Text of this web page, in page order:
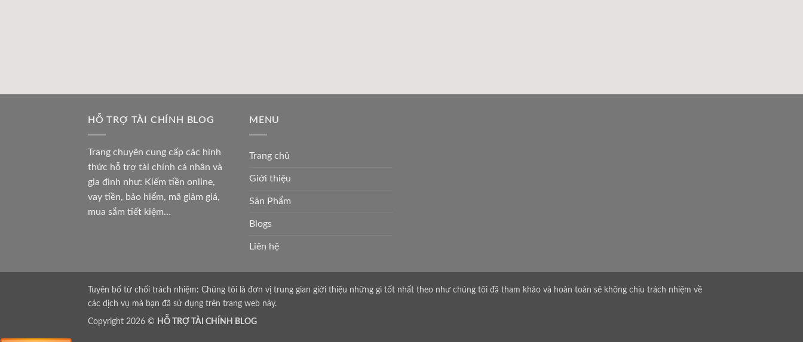
HỖ TRỢ TÀI CHÍNH BLOG
Trang chuyên cung cấp các hình
thức hỗ trợ tài chính cá nhân và
gia đình như: Kiếm tiền online,
vay tiền, bảo hiểm, mã giảm giá,
mua sắm tiết kiệm…
MENU
Trang chủ
Giới thiệu
Sản Phẩm
Blogs
Liên hệ
Tuyên bố từ chối trách nhiệm: Chúng tôi là đơn vị trung gian giới thiệu những gì tốt nhất theo như chúng tôi đã tham khảo và hoàn toàn sẽ không chịu trách nhiệm về
các dịch vụ mà bạn đã sử dụng trên trang web này.
Copyright 2026 © HỖ TRỢ TÀI CHÍNH BLOG